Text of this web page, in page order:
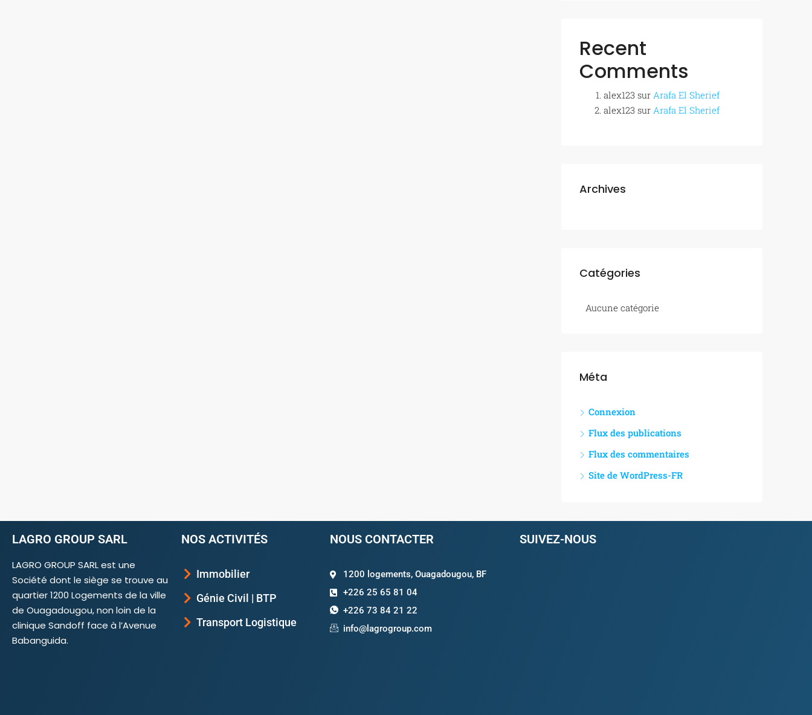
Recent
Comments
alex123 sur Arafa El Sherief
alex123 sur Arafa El Sherief
Archives
Catégories
Aucune catégorie
Méta
Connexion
Flux des publications
Flux des commentaires
Site de WordPress-FR
LAGRO GROUP SARL
LAGRO GROUP SARL est une
Société dont le siège se trouve au
quartier 1200 Logements de la ville
de Ouagadougou, non loin de la
clinique Sandoff face à l’Avenue
Babanguida.
NOS ACTIVITÉS
Immobilier
Génie Civil | BTP
Transport Logistique
NOUS CONTACTER
1200 logements, Ouagadougou, BF
+226 25 65 81 04
+226 73 84 21 22
info@lagrogroup.com
SUIVEZ-NOUS